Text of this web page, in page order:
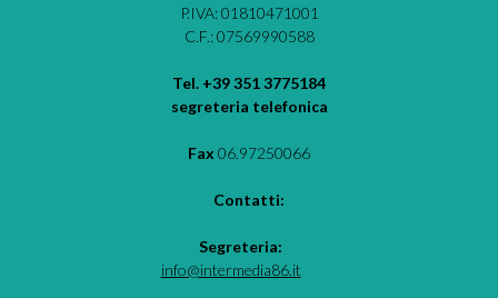
P.IVA: 01810471001
C.F.: 07569990588
Tel. +39 351 3775184
segreteria telefonica
Fax 06.97250066
Contatti:
Segreteria:
info@intermedia86.it